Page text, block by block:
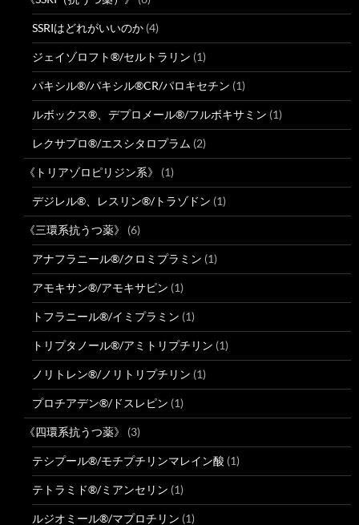
SSRIはどれがいいのか (4)
ジェイゾロフト®/セルトラリン (1)
パキシル®/パキシル®CR/パロキセチン (1)
ルボックス®、デプロメール®/フルボキサミン (1)
レクサプロ®/エスシタロプラム (2)
《トリアゾロピリジン系》 (1)
デジレル®、レスリン®/トラゾドン (1)
《三環系抗うつ薬》 (6)
アナフラニール®/クロミプラミン (1)
アモキサン®/アモキサピン (1)
トフラニール®/イミプラミン (1)
トリプタノール®/アミトリプチリン (1)
ノリトレン®/ノリトリプチリン (1)
プロチアデン®/ドスレピン (1)
《四環系抗うつ薬》 (3)
テシプール®/モチプチリンマレイン酸 (1)
テトラミド®/ミアンセリン (1)
ルジオミール®/マプロチリン (1)